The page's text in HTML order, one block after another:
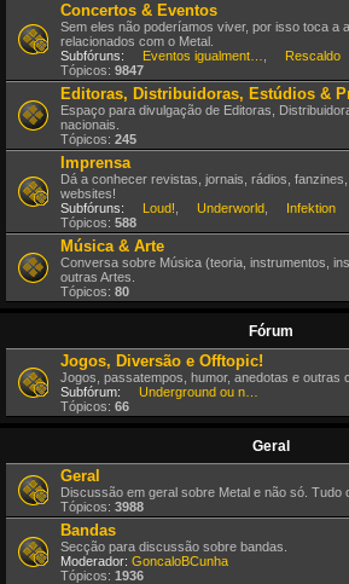
Concertos & Eventos
Sem eles não poderíamos viver, por isso toca a
relacionados com o Metal.
Subfóruns:
Rescaldo
Tópicos: 9847
Editoras, Distribuidoras, Estúdios &
Espaço para divulgação de Editoras,
nacionais.
Tópicos: 245
Imprensa
Dá a conhecer revistas, jornais, rádios,
websites!
Subfóruns:
Loud! Underworld
Infektion
Tópicos: 588
Música & Arte
Conversa sobre Música (teoria, instrumentos,
outras Artes.
Tópicos: 80
Fórum
Jogos, Diversão e Offtopic!
Jogos, passatempos, humor, anedotas e outras
Subfórum:
Tópicos: 66
Geral
Geral
Discussão em geral sobre Metal e não só. Tudo
Tópicos: 3988
Bandas
Secção para discussão sobre bandas.
Moderador: GoncaloBCunha
Tópicos: 1936